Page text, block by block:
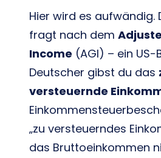
Hier wird es aufwändig.
fragt nach dem
Income (AGI) – ein US-
Deutscher gibst du das
versteuernde
„zu versteuerndes
das Bruttoeinkommen